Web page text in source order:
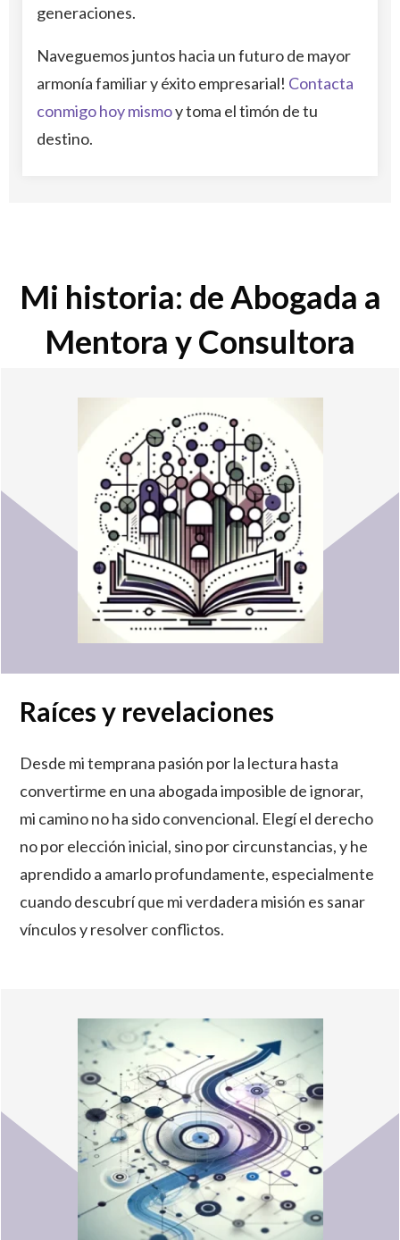
generaciones.
Naveguemos juntos hacia un futuro de mayor
armonía familiar y éxito empresarial! Contacta
conmigo hoy mismoy toma el timón de tu
destino.
Mi historia: de Abogada a
Mentora y Consultora
Raíces y revelaciones
Desde mi temprana pasión por la lectura hasta
convertirme en una abogada imposible de ignorar,
mi camino no ha sido convencional. Elegí el derecho
no por elección inicial, sino por circunstancias, y he
aprendido a amarlo profundamente, especialmente
cuando descubrí que mi verdadera misión es sanar
vínculos y resolver conflictos.